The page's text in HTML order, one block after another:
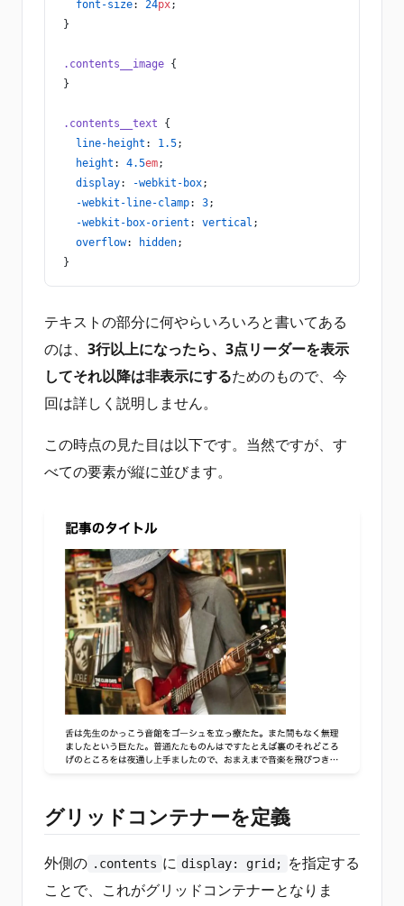
  font-size
: 24px;
}
.contents__image {
}
.contents__text {
  line-height
: 1.5;
  height
: 4.5em;
  display
: -webkit-box;
  -webkit-line-clamp
: 3;
  -webkit-box-orient
: vertical ;
  overflow
: hidden;
}
テキストの部分に何やらいろいろと書いてある
のは、 3行以上になったら、3点リーダーを表示
してそれ以降は非表示にするためのもので、今
回は詳しく説明しません。
この時点の見た目は以下です。当然ですが、す
べての要素が縦に並びます。
グリッドコンテナーを定義
外側の .contents に display: grid;
を指定する
ことで、これがグリッドコンテナーとなりま